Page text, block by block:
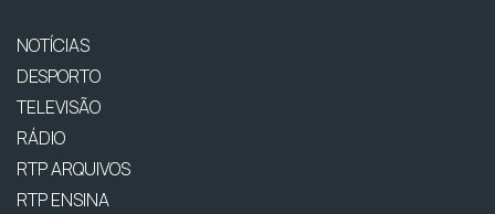
NOTÍCIAS
DESPORTO
TELEVISÃO
RÁDIO
RTP ARQUIVOS
RTP ENSINA